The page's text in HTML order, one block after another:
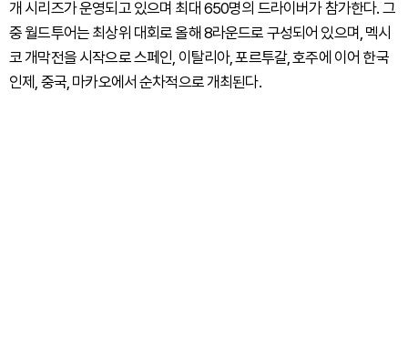
개 시리즈가 운영되고 있으며 최대 650명의 드라이버가 참가한다. 그
중 월드투어는 최상위 대회로 올해 8라운드로 구성되어 있으며, 멕시
코 개막전을 시작으로 스페인, 이탈리아, 포르투갈, 호주에 이어 한국
인제, 중국, 마카오에서 순차적으로 개최된다.